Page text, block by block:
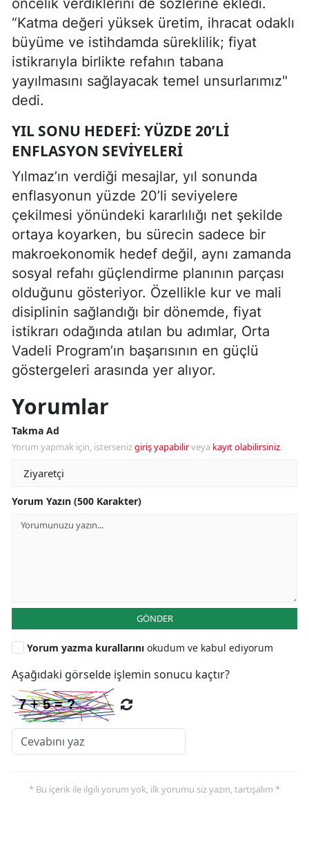
“Katma değeri yüksek üretim, ihracat odaklı
büyüme ve istihdamda süreklilik; fiyat
istikrarıyla birlikte refahın tabana
yayılmasını sağlayacak temel unsurlarımız"
dedi.
YIL SONU HEDEFI: YÜZDE 20’LI
ENFLASYON SEVIYELERI
Yılmaz’ın verdiği mesajlar, yıl sonunda
enflasyonun yüzde 20’li seviyelere
çekilmesi yönündeki kararlılığı net şekilde
ortaya koyarken, bu sürecin sadece bir
makroekonomik hedef değil, aynı zamanda
sosyal refahı güçlendirme planının parçası
olduğunu gösteriyor. Özellikle kur ve mali
disiplinin sağlandığı bir dönemde, fiyat
istikrarı odağında atılan bu adımlar, Orta
Vadeli Program’ın başarısının en güçlü
göstergeleri arasında yer alıyor.
Yorumlar
Takma Ad
Yorum yapmak için, istersenizgiriş yapabilirveya kayıt olabilirsiniz.
Yorum Yazın (500 Karakter)
GÖNDER
Yorum yazma kurallarını okudum ve kabul ediyorum
Aşağıdaki görselde işlemin sonucu kaçtır?
* Bu içerik ile ilgili yorum yok, ilk yorumu siz yazın, tartışalım *